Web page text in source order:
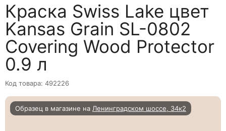
Краска Swiss Lake цвет
Kansas Grain SL-0802
Covering Wood Protector
0.9 л
Код товара: 492226
Образец в магазине на Ленинградском шоссе, 34к2